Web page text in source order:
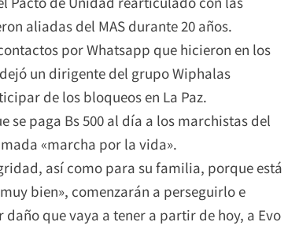
aliadas del MAS durante 20 años.
por Whatsapp que hicieron en los
un dirigente del grupo Wiphalas
de los bloqueos en La Paz.
se paga Bs 500 al día a los marchistas del
«marcha por la vida».
así como para su familia, porque está
bien», comenzarán a perseguirlo e
que vaya a tener a partir de hoy, a Evo